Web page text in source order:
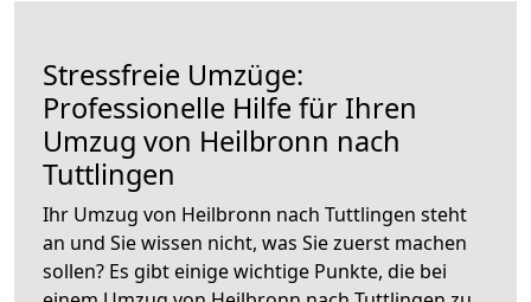
Stressfreie Umzüge:
Professionelle Hilfe für Ihren
Umzug von Heilbronn nach
Tuttlingen
Ihr Umzug von Heilbronn nach Tuttlingen steht
an und Sie wissen nicht, was Sie zuerst machen
sollen? Es gibt einige wichtige Punkte, die bei